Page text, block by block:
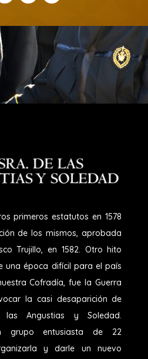
primeros estatutos en 1578
de los mismos, aprobada
Trujillo, en 1582. Otro hito
una época difícil para el país
Cofradía, fue la Guerra
la casi desaparición de
las Angustias y Soledad.
grupo entusiasta de 22
y darle un nuevo